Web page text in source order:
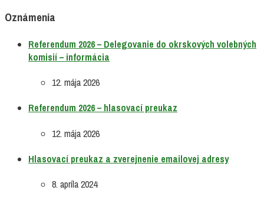
Oznámenia
Referendum 2026 – Delegovanie do okrskových volebných
komisií – informácia
12. mája 2026
Referendum 2026 – hlasovací preukaz
12. mája 2026
Hlasovací preukaz a zverejnenie emailovej adresy
8. apríla 2024